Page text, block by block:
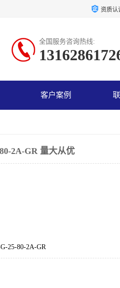
资质认
全国服务咨询热线:
客户案例
2A-GR 量大从优
25-80-2A-GR